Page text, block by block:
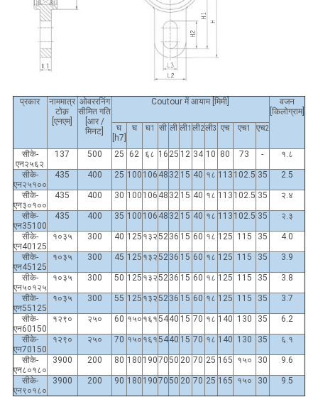
प्रकार
नाममात्र
टोक़
[एनएम]
ओवररनिंग
सीमित गति
[आर /
मिनट]
Coutour में आयाम [मिमी]
वजन
[किलोग्राम]
घ
[h7]
घ घ1 सी ली ली1 ली2ली3 एच एच1 एच2
सीके-
एन२५६२
137 500 25 62 ६८ 16 25 12 34 10 80 73 - १.८
सीके-
एन२५१००
435 400 25 100 106 48 32 15 40 १८ 113 102.5 35 2.5
सीके-
एन३०१००
435 400 30 100 106 48 32 15 40 १८ 113 102.5 35 २.४
सीके-
एन35100
435 400 35 100 106 48 32 15 40 १८ 113 102.5 35 २.३
सीके-
एन40125
१०३५ 300 40 125 १३२5236 15 60 १८ 125 115 35 4.0
सीके-
एन45125
१०३५ 300 45 125 १३२5236 15 60 १८ 125 115 35 3.9
सीके-
एन५०१२५
१०३५ 300 50 125 १३२5236 15 60 १८ 125 115 35 3.8
सीके-
एन55125
१०३५ 300 55 125 १३२5236 15 60 १८ 125 115 35 3.7
सीके-
एन60150
१२९० २५० 60 १५० १६१5440 15 70 १८ 140 130 35 6.2
सीके-
एन70150
१२९० २५० 70 १५० १६१5440 15 70 १८ 140 130 35 ६.१
सीके-
एन८०१८०
3900 200 80 180 1907050 20 70 25 165 १५० 30 9.6
सीके-
एन९०१८०
3900 200 90 180 1907050 20 70 25 165 १५० 30 9.5